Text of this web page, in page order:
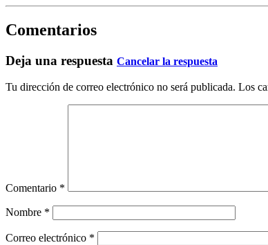
Comentarios
Deja una respuesta Cancelar la respuesta
Tu dirección de correo electrónico no será publicada. Los
Comentario *
Nombre *
Correo electrónico *